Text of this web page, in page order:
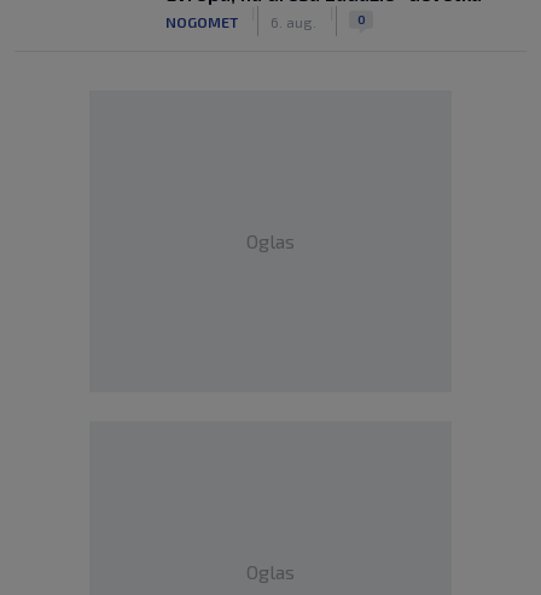
NOGOMET 6. aug. 0
Oglas
Oglas